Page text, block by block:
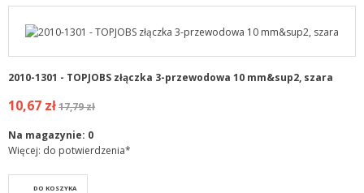
2010-1301 - TOPJOBS złączka 3-przewodowa 10 mm&sup2, szara
10,67 zł17,79 zł
Na magazynie: 0
Więcej: do potwierdzenia*
DO KOSZYKA